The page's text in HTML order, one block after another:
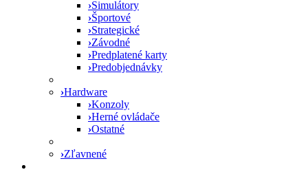
›Simulátory
›Športové
›Strategické
›Závodné
›Predplatené karty
›Predobjednávky
›Hardware
›Konzoly
›Herné ovládače
›Ostatné
›Zľavnené